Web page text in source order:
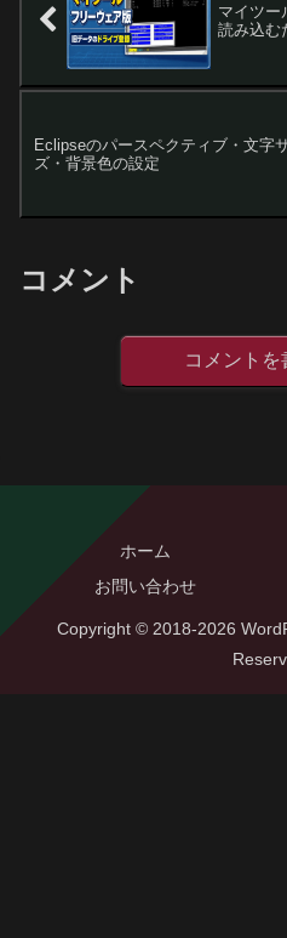
マイツー
読み込む
Eclipseのパースペクティブ・文字
ズ・背景色の設定
コメント
コメントを
ホーム
お問い合わせ
Copyright © 2018-2026